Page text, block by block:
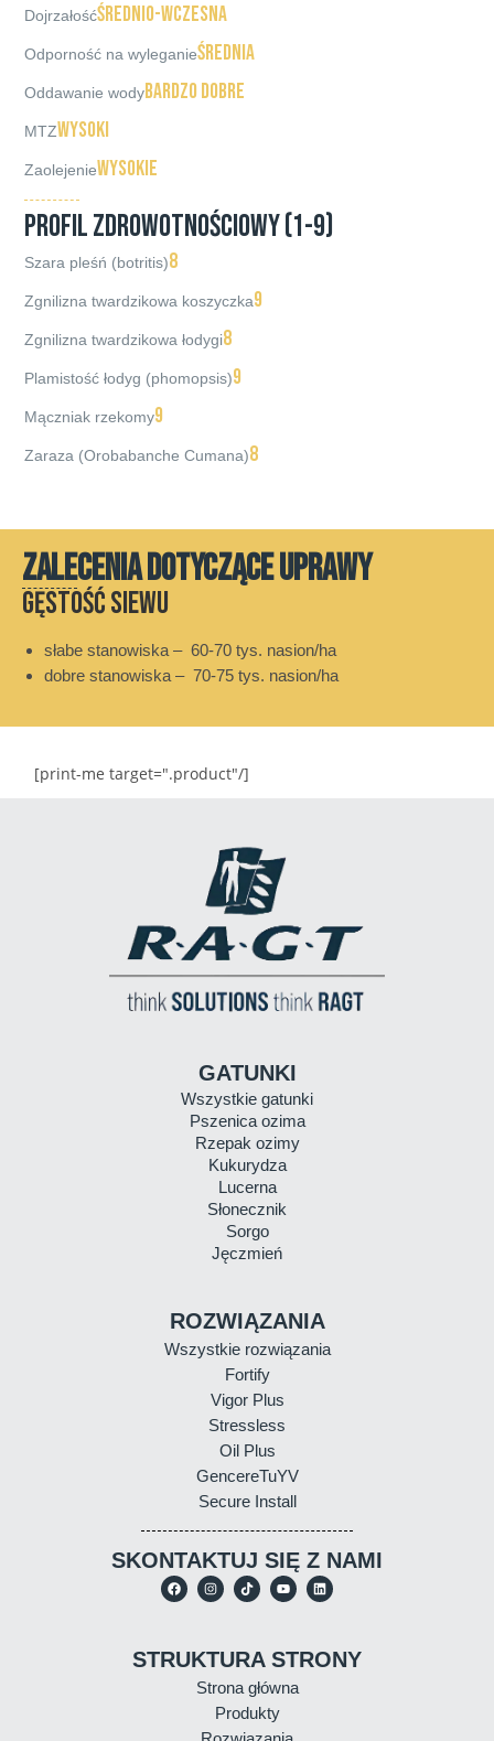
Dojrzałośćśrednio-wczesna
Odporność na wyleganieśrednia
Oddawanie wodybardzo dobre
MTZwysoki
Zaolejeniewysokie
PROFIL ZDROWOTNOŚCIOWY (1-9)
Szara pleśń (botritis)8
Zgnilizna twardzikowa koszyczka9
Zgnilizna twardzikowa łodygi8
Plamistość łodyg (phomopsis)9
Mączniak rzekomy9
Zaraza (Orobabanche Cumana)8
ZALECENIA DOTYCZĄCE UPRAWY
Gęstość siewu
słabe stanowiska – 60-70 tys. nasion/ha
dobre stanowiska – 70-75 tys. nasion/ha
[print-me target=".product"/]
GATUNKI
Wszystkie gatunki
Pszenica ozima
Rzepak ozimy
Kukurydza
Lucerna
Słonecznik
Sorgo
Jęczmień
ROZWIĄZANIA
Wszystkie rozwiązania
Fortify
Vigor Plus
Stressless
Oil Plus
GencereTuYV
Secure Install
SKONTAKTUJ SIĘ Z NAMI
STRUKTURA STRONY
Strona główna
Produkty